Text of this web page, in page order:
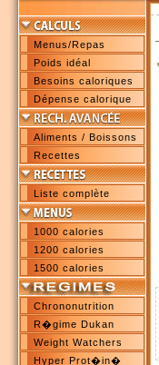
Menus/Repas
Poids idéal
Besoins caloriques
Dépense calorique
Aliments / Boissons
Recettes
Liste complète
1000 calories
1200 calories
1500 calories
Chrononutrition
R�gime Dukan
Weight Watchers
Hyper Prot�in�